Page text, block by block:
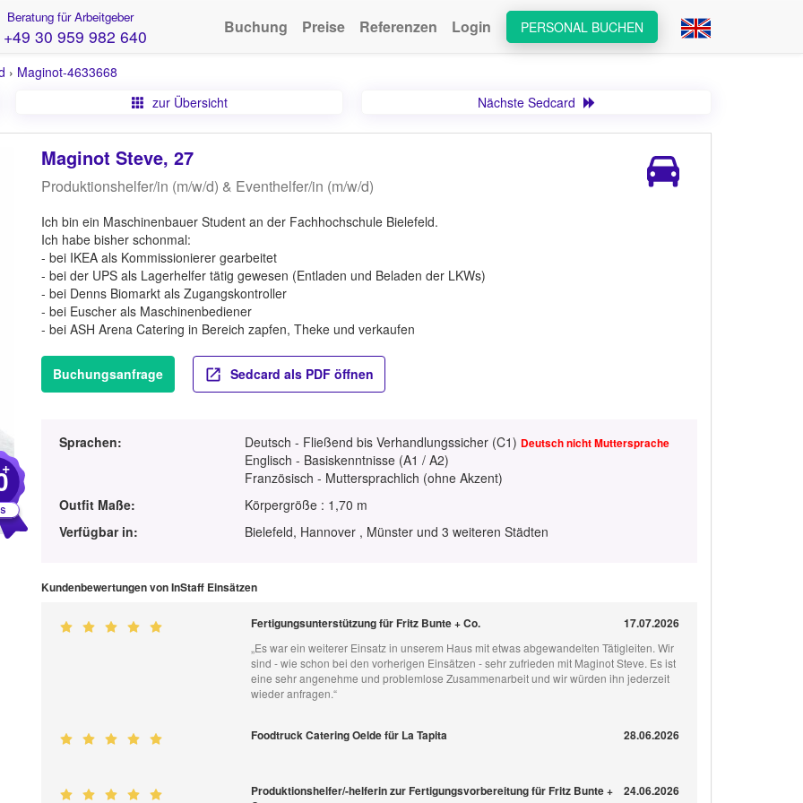
Beratung für Arbeitgeber
+49 30 959 982 640 PERSONAL BUCHEN
Buchung Preise Referenzen Login
› Maginot-4633668
zur Übersicht
Nächste Sedcard
+
Maginot Steve, 27
Produktionshelfer/in (m/w/d) & Eventhelfer/in (m/w/d)
Ich bin ein Maschinenbauer Student an der Fachhochschule Bielefeld.
Ich habe bisher schonmal:
- bei IKEA als Kommissionierer gearbeitet
- bei der UPS als Lagerhelfer tätig gewesen (Entladen und Beladen der LKWs)
- bei Denns Biomarkt als Zugangskontroller
- bei Euscher als Maschinenbediener
- bei ASH Arena Catering in Bereich zapfen, Theke und verkaufen
Buchungsanfrage Sedcard als PDF öffnen
Sprachen: Deutsch - Fließend bis Verhandlungssicher (C1) Deutsch nicht Muttersprache
Englisch - Basiskenntnisse (A1 / A2)
Französisch - Muttersprachlich (ohne Akzent)
Outfit Maße:
Körpergröße : 1,70 m
Verfügbar in:
Bielefeld, Hannover , Münster und 3 weiteren Städten
Kundenbewertungen von InStaff Einsätzen
Fertigungsunterstützung für Fritz Bunte + Co. 17.07.2026
„Es war ein weiterer Einsatz in unserem Haus mit etwas abgewandelten Tätigleiten. Wir
sind - wie schon bei den vorherigen Einsätzen - sehr zufrieden mit Maginot Steve. Es ist
eine sehr angenehme und problemlose Zusammenarbeit und wir würden ihn jederzeit
wieder anfragen.“
Foodtruck Catering Oelde für La Tapita 28.06.2026
Produktionshelfer/-helferin zur Fertigungsvorbereitung für Fritz Bunte +
24.06.2026